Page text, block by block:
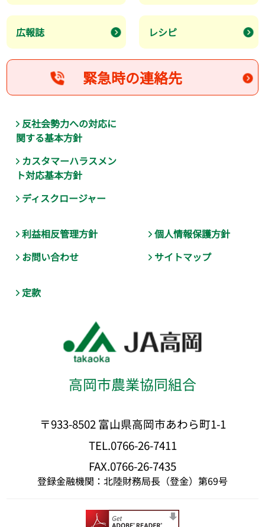
広報誌 レシピ
緊急時の連絡先
反社会勢力への対応に
関する基本方針
カスタマーハラスメン
ト対応基本方針
ディスクロージャー
利益相反管理方針
お問い合わせ
個人情報保護方針
サイトマップ
定款
高岡市農業協同組合
〒933-8502 富山県高岡市あわら町1-1
TEL.0766-26-7411
FAX.0766-26-7435
登録金融機関：北陸財務局長（登金）第69号